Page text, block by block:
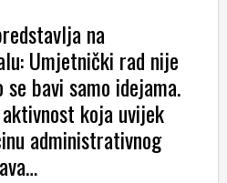
na
Umjetnički rad nije
bavi samo idejama.
koja uvijek
administrativnog